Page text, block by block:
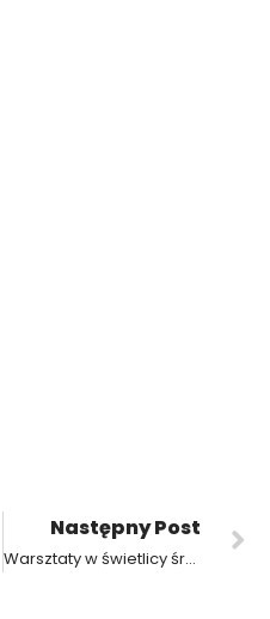
Następny Post
Warsztaty w świetlicy środowiskowej